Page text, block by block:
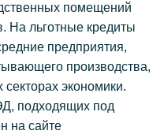
помещений
На льготные кредиты
предприятия,
производства,
секторах экономики.
подходящих под
на сайте